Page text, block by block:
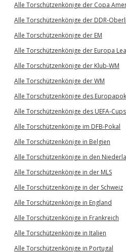
Alle Torschützenkönige der Copa
Alle Torschützenkönige der DDR-
Alle Torschützenkönige der EM
Alle Torschützenkönige der Europa
Alle Torschützenkönige der Klub-WM
Alle Torschützenkönige der WM
Alle Torschützenkönige des
Alle Torschützenkönige des UEFA-
Alle Torschützenkönige im DFB-Pokal
Alle Torschützenkönige in Belgien
Alle Torschützenkönige in den
Alle Torschützenkönige in der MLS
Alle Torschützenkönige in der Schweiz
Alle Torschützenkönige in England
Alle Torschützenkönige in Frankreich
Alle Torschützenkönige in Italien
Alle Torschützenkönige in Portugal